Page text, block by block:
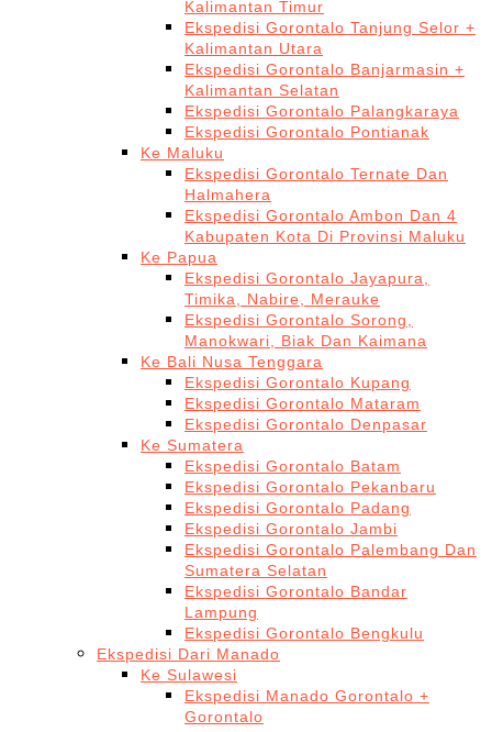
Kalimantan Timur
Ekspedisi Gorontalo Tanjung Selor +
Kalimantan Utara
Ekspedisi Gorontalo Banjarmasin +
Kalimantan Selatan
Ekspedisi Gorontalo Palangkaraya
Ekspedisi Gorontalo Pontianak
Ke Maluku
Ekspedisi Gorontalo Ternate Dan
Halmahera
Ekspedisi Gorontalo Ambon Dan 4
Kabupaten Kota Di Provinsi Maluku
Ke Papua
Ekspedisi Gorontalo Jayapura,
Timika, Nabire, Merauke
Ekspedisi Gorontalo Sorong,
Manokwari, Biak Dan Kaimana
Ke Bali Nusa Tenggara
Ekspedisi Gorontalo Kupang
Ekspedisi Gorontalo Mataram
Ekspedisi Gorontalo Denpasar
Ke Sumatera
Ekspedisi Gorontalo Batam
Ekspedisi Gorontalo Pekanbaru
Ekspedisi Gorontalo Padang
Ekspedisi Gorontalo Jambi
Ekspedisi Gorontalo Palembang Dan
Sumatera Selatan
Ekspedisi Gorontalo Bandar
Lampung
Ekspedisi Gorontalo Bengkulu
Ekspedisi Dari Manado
Ke Sulawesi
Ekspedisi Manado Gorontalo +
Gorontalo